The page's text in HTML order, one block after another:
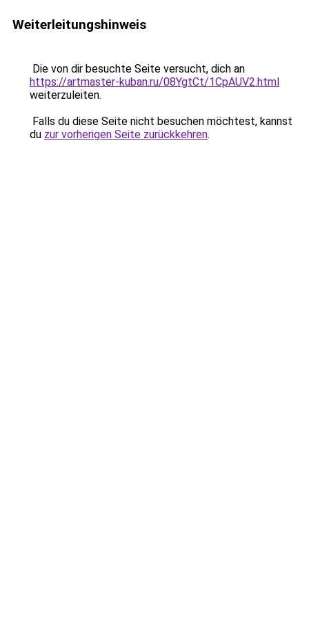
Weiterleitungshinweis
Die von dir besuchte Seite versucht, dich an
https://artmaster-kuban.ru/08YgtCt/1CpAUV2.html
weiterzuleiten.
Falls du diese Seite nicht besuchen möchtest, kannst
du zur vorherigen Seite zurückkehren.